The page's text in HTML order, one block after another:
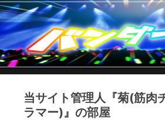
当サイト管理人『菊(筋肉
ラマー)』の部屋